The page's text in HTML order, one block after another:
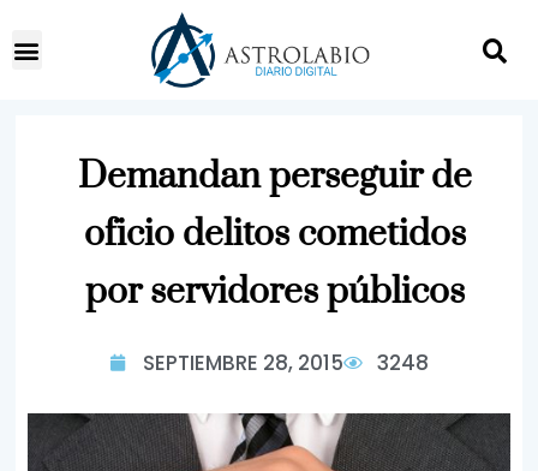
Demandan perseguir de
oficio delitos cometidos
por servidores públicos
SEPTIEMBRE 28, 2015 3248